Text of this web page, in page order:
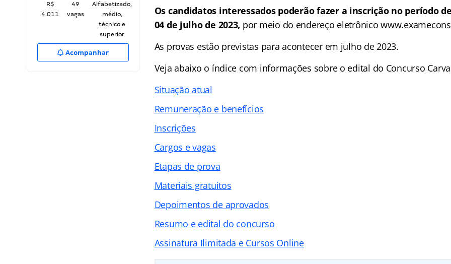
R$
4.011
49
vagas
Alfabetizado,
médio,
técnico e
superior
Acompanhar
Os candidatos interessados poderão fazer a inscrição no período
04 de julho de 2023, por meio do endereço eletrônico
As provas estão previstas para acontecer em julho de 2023.
Veja abaixo o índice com informações sobre o edital do Concurso
Situação atual
Remuneração e benefícios
Inscrições
Cargos e vagas
Etapas de prova
Materiais gratuitos
Depoimentos de aprovados
Resumo e edital do concurso
Assinatura Ilimitada e Cursos Online